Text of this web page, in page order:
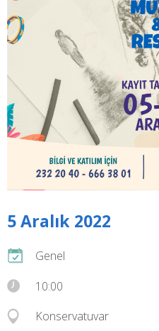
5 Aralık 2022
Genel
10:00
Konservatuvar